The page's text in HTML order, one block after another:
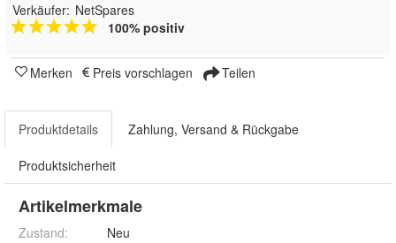
Verkäufer: NetSpares
100% positiv
Merken Preis vorschlagen Teilen
Produktdetails Zahlung, Versand & Rückgabe
Produktsicherheit
Artikelmerkmale
Zustand: Neu